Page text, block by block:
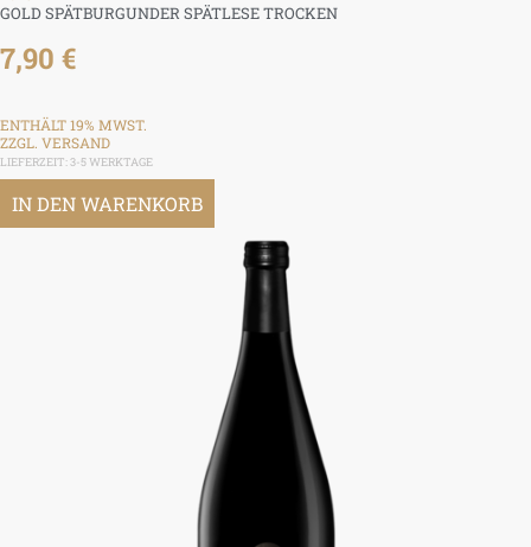
GOLD SPÄTBURGUNDER SPÄTLESE TROCKEN
7,90 €
ENTHÄLT 19% MWST.
ZZGL. VERSAND
LIEFERZEIT: 3-5 WERKTAGE
IN DEN WARENKORB